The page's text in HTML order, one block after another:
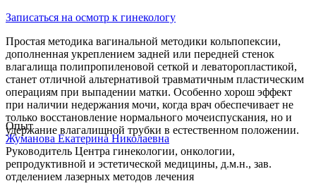
Записаться на осмотр к гинекологу
Простая методика вагинальной методики кольпопексии,
дополненная укреплением задней или передней стенок
влагалища полипропиленовой сеткой и леваторопластикой,
станет отличной альтернативой травматичным пластическим
операциям при выпадении матки. Особенно хорош эффект
при наличии недержания мочи, когда врач обеспечивает не
только восстановление нормального мочеиспускания, но и
удержание влагалищной трубки в естественном положении.
Опыт
Жуманова Екатерина Николаевна
Руководитель Центра гинекологии, онкологии,
репродуктивной и эстетической медицины, д.м.н., зав.
отделением лазерных методов лечения